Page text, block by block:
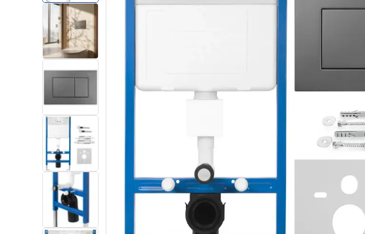
Vonios dušo padėklai
Linijiniai dušo kanalai
Tualetai
Praustuvas
Vonios ir ekranai
Vonios maišytuvai